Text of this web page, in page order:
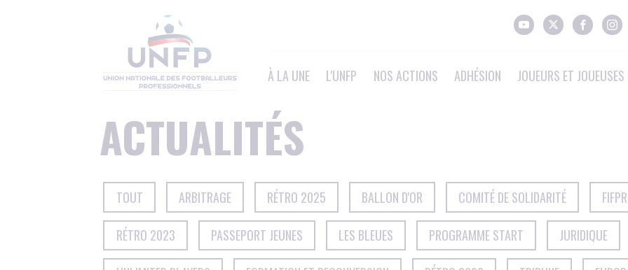
À LA UNE L'UNFP NOS ACTIONS ADHÉSION JOUEURS ET
ACTUALITÉS
TOUT ARBITRAGE RÉTRO 2025 BALLON D'OR COMITÉ DE SOLIDARITÉ
RÉTRO 2023 PASSEPORT JEUNES LES BLEUES PROGRAMME START JURIDIQUE